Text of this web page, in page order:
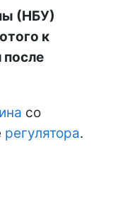
(НБУ)
к
со
регулятора.